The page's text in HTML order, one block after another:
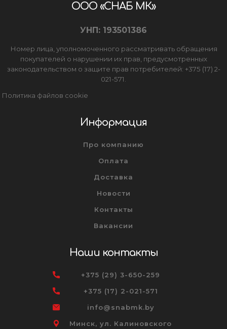
ООО «СНАБ МК»
УНП: 193501386
Номер лица, уполномоченного рассматривать обращения
покупателей о нарушении их прав, предусмотренных
законодательством о защите прав потребителей: +375 (17) 2-
021-571.
Политика файлов cookie
Информация
Про компанию
Оплата
Доставка
Новости
Контакты
Вакансии
Наши контакты
+375 (29) 3-650-259
+375 (17) 2-021-571
info@snabmk.by
Минск, ул. Калиновского